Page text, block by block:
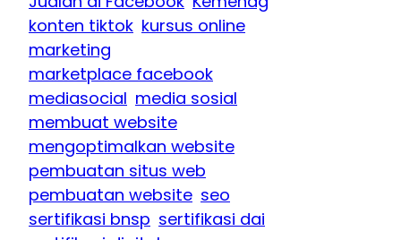
konten tiktok kursus online
marketing
marketplace facebook
mediasocial media sosial
membuat website
mengoptimalkan website
pembuatan situs web
pembuatan website seo
sertifikasi bnsp sertifikasi dai